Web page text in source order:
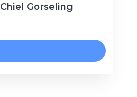
Chiel Gorseling